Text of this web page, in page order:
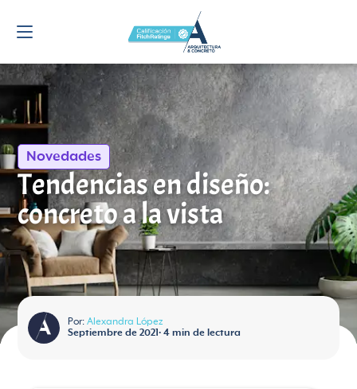
Novedades
Tendencias en diseño:
concreto a la vista
Por: Alexandra López
Septiembre de 2021• 4min de lectura